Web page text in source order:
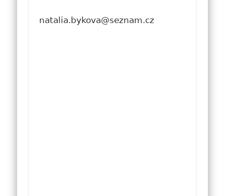
natalia.bykova@seznam.cz